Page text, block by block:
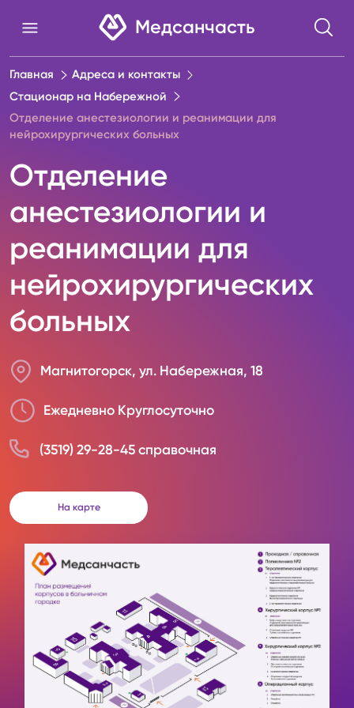
Медсанчасть
Главная
Адреса и контакты
Стационар на Набережной
Отделение анестезиологии и реанимации для
нейрохирургических больных
Отделение
анестезиологии и
реанимации для
нейрохирургических
больных
Магнитогорск, ул. Набережная, 18
Ежедневно Круглосуточно
(3519) 29-28-45 справочная
На карте